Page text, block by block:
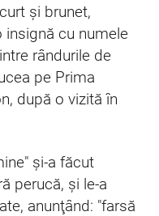
şi brunet,
cu numele
rândurile de
pe Prima
după o vizită în
şi-a făcut
perucă, şi le-a
anunţând: "farsă